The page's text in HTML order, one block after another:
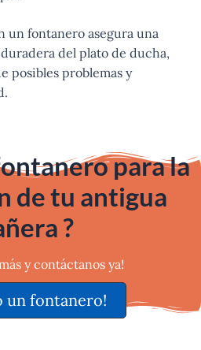
un fontanero asegura una
del plato de ducha,
posibles problemas y
para la
de tu antigua
?
y contáctanos ya!
un fontanero!